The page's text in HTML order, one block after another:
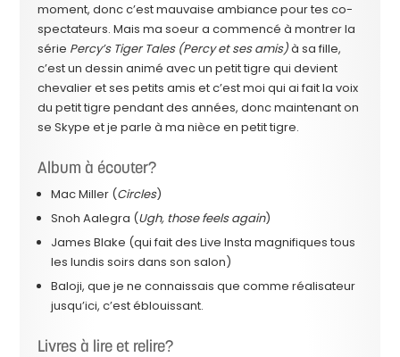
moment, donc c’est mauvaise ambiance pour tes co-
spectateurs. Mais ma soeur a commencé à montrer la
série Percy’s Tiger Tales (Percy et ses amis)à sa fille,
c’est un dessin animé avec un petit tigre qui devient
chevalier et ses petits amis et c’est moi qui ai fait la voix
du petit tigre pendant des années, donc maintenant on
se Skype et je parle à ma nièce en petit tigre.
Album à écouter?
Mac Miller (Circles)
Snoh Aalegra (Ugh, those feels again)
James Blake (qui fait des Live Insta magnifiques tous
les lundis soirs dans son salon)
Baloji, que je ne connaissais que comme réalisateur
jusqu’ici, c’est éblouissant.
Livres à lire et relire?